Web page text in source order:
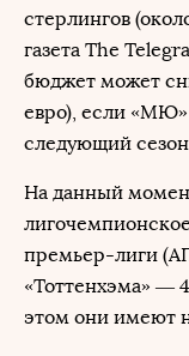
стерлингов
газета The
бюджет может
евро), если «МЮ»
следующий
На данный
премьер-лиги
«Тоттенхэма» —
этом они имеют